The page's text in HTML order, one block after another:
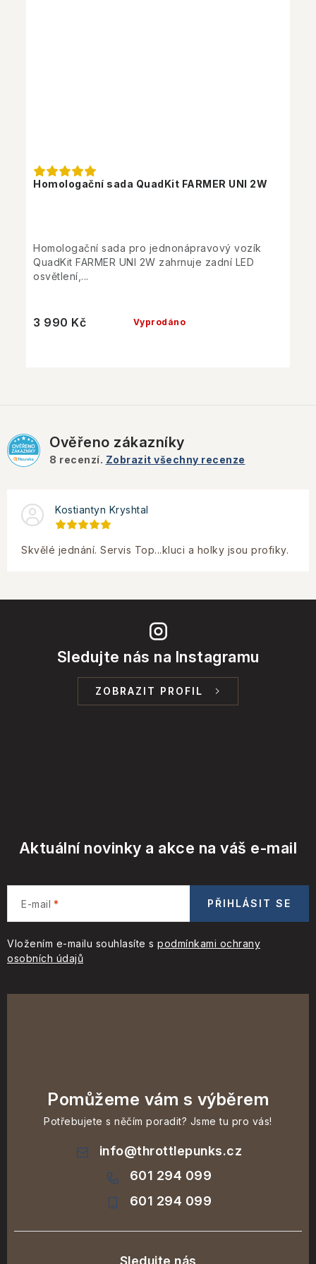
Homologační sada QuadKit FARMER UNI 2W
Vyprodáno
3 990 Kč
Homologační sada pro jednonápravový vozík
QuadKit FARMER UNI 2W zahrnuje zadní LED
osvětlení,...
Ověřeno zákazníky
8 recenzí. Zobrazit všechny recenze
Kostiantyn Kryshtal
Skvělé jednání. Servis Top...kluci a holky jsou profiky.
Sledujte nás na Instagramu
ZOBRAZIT PROFIL
Aktuální novinky a akce na váš e-mail
E-mail
Vložením e-mailu souhlasíte s podmínkami ochrany
osobních údajů
PŘIHLÁSIT SE
Pomůžeme vám s výběrem
Potřebujete s něčím poradit? Jsme tu pro vás!
info@throttlepunks.cz
601 294 099
601 294 099